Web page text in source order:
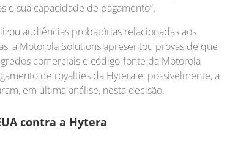
e sua capacidade de pagamento”.
audiências probatórias relacionadas aos
a Motorola Solutions apresentou provas de que
comerciais e código-fonte da Motorola
de royalties da Hytera e, possivelmente, a
em última análise, nesta decisão.
contra a Hytera